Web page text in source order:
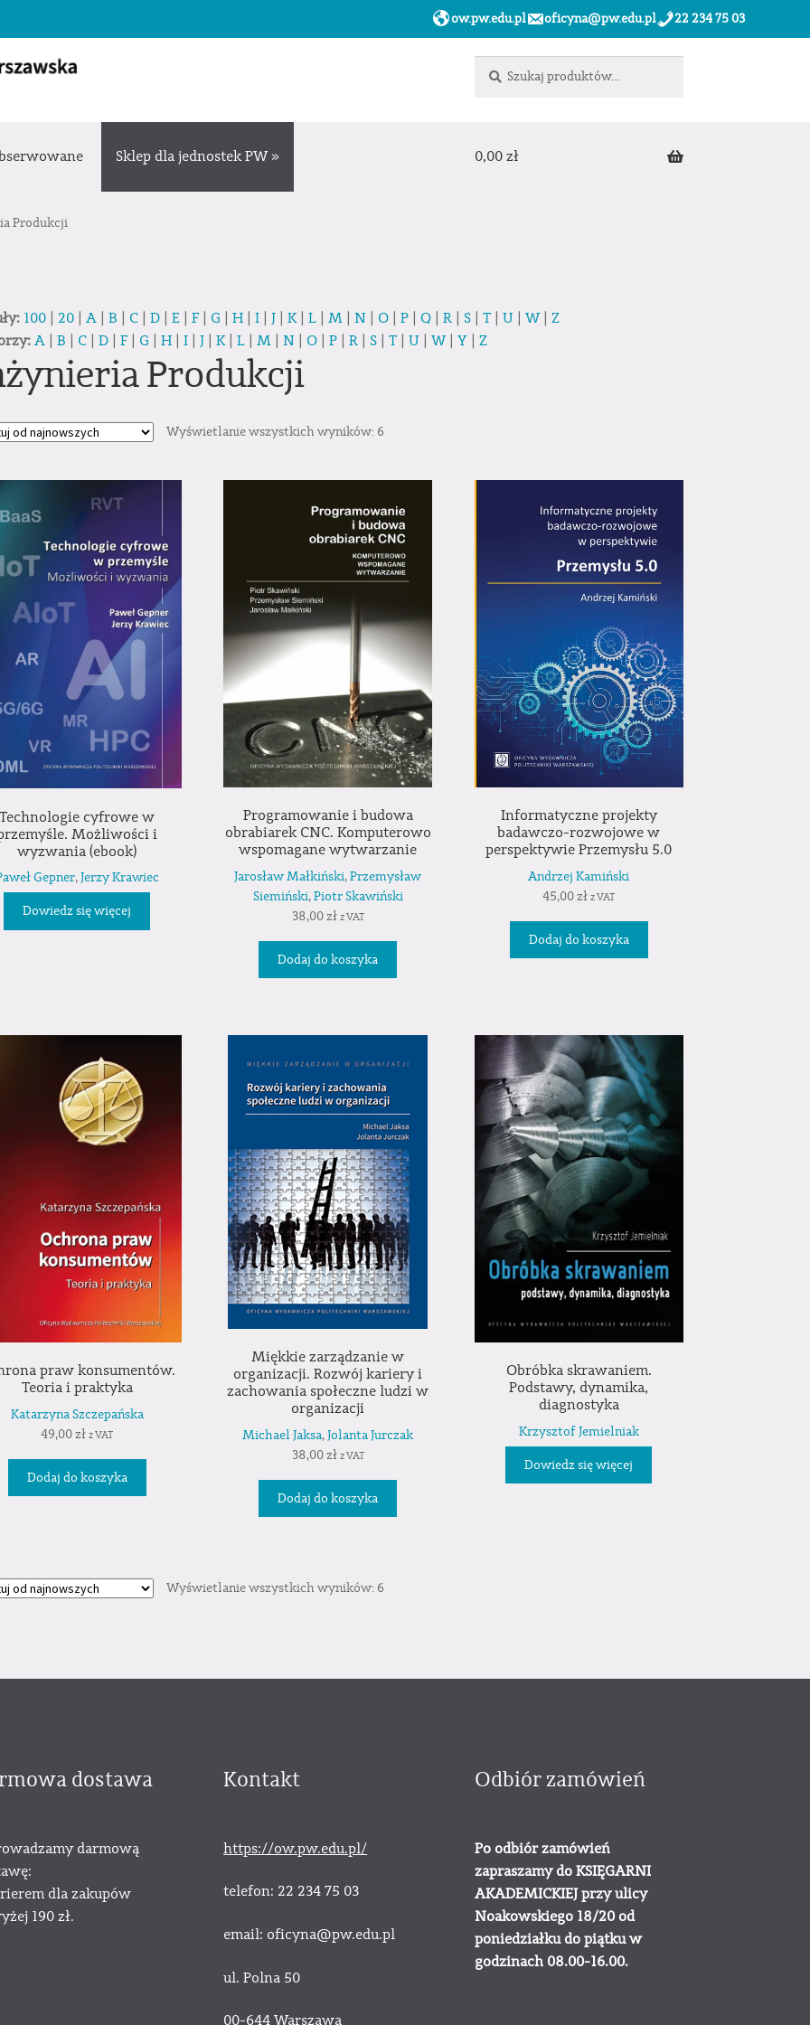
ow.pw.edu.pl oficyna@pw.edu.pl 22 234 75 03
Sklep dla jednostek PW » 0,00 zł
Produkcji
100| 20| A| B | C| D| E| F| G | H| I| J| K| L| M| N| O| P| Q| R| S| T| U | W| Z
A| B | C| D| F| G | H| I| J| K| L| M| N| O| P| R| S| T| U | W| Y| Z
Produkcji
Wyświetlanie wszystkich wyników: 6
Technologie cyfrowe w
Możliwości i
wyzwania (ebook)
Gepner,Jerzy Krawiec
Dowiedz się więcej
Programowanie i budowa
obrabiarek CNC. Komputerowo
wspomagane wytwarzanie
Jarosław Małkiński,Przemysław
Siemiński,Piotr Skawiński
38,00zł z VAT
Dodaj do koszyka
Informatyczne projekty
badawczo-rozwojowe w
perspektywie Przemysłu 5.0
Andrzej Kamiński
45,00zł z VAT
Dodaj do koszyka
praw konsumentów.
Teoria i praktyka
Katarzyna Szczepańska
49,00zł z VAT
Dodaj do koszyka
Miękkie zarządzanie w
organizacji. Rozwój kariery i
zachowania społeczne ludzi w
organizacji
Michael Jaksa,Jolanta Jurczak
38,00zł z VAT
Dodaj do koszyka
Obróbka skrawaniem.
Podstawy, dynamika,
diagnostyka
Krzysztof Jemielniak
Dowiedz się więcej
Wyświetlanie wszystkich wyników: 6
dostawa
darmową
dla zakupów
190 zł.
Kontakt
https://ow.pw.edu.pl/
telefon: 22 234 75 03
email: oficyna@pw.edu.pl
ul. Polna 50
00-644 Warszawa
Odbiór zamówień
Po odbiór zamówień
zapraszamy do KSIĘGARNI
AKADEMICKIEJ przy ulicy
Noakowskiego 18/20 od
poniedziałku do piątku w
godzinach 08.00-16.00.